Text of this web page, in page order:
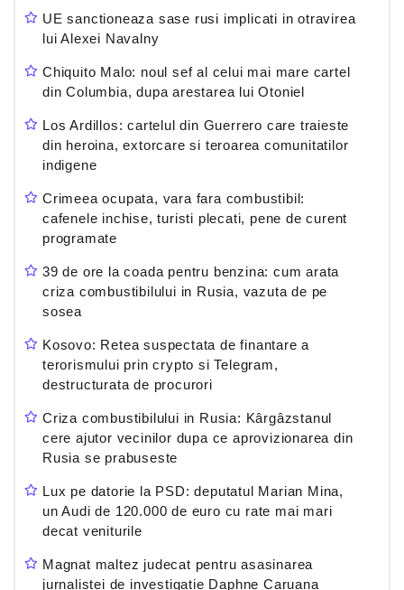
UE sanctioneaza sase rusi implicati in otravirea
lui Alexei Navalny
Chiquito Malo: noul sef al celui mai mare cartel
din Columbia, dupa arestarea lui Otoniel
Los Ardillos: cartelul din Guerrero care traieste
din heroina, extorcare si teroarea comunitatilor
indigene
Crimeea ocupata, vara fara combustibil:
cafenele inchise, turisti plecati, pene de curent
programate
39 de ore la coada pentru benzina: cum arata
criza combustibilului in Rusia, vazuta de pe
sosea
Kosovo: Retea suspectata de finantare a
terorismului prin crypto si Telegram,
destructurata de procurori
Criza combustibilului in Rusia: Kârgâzstanul
cere ajutor vecinilor dupa ce aprovizionarea din
Rusia se prabuseste
Lux pe datorie la PSD: deputatul Marian Mina,
un Audi de 120.000 de euro cu rate mai mari
decat veniturile
Magnat maltez judecat pentru asasinarea
jurnalistei de investigatie Daphne Caruana